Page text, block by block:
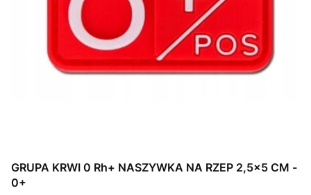
GRUPA KRWI 0 Rh+ NASZYWKA NA RZEP 2,5x5 CM -
0+